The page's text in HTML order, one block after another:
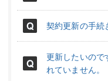
契約更新の手続
更新したいので
れていません。